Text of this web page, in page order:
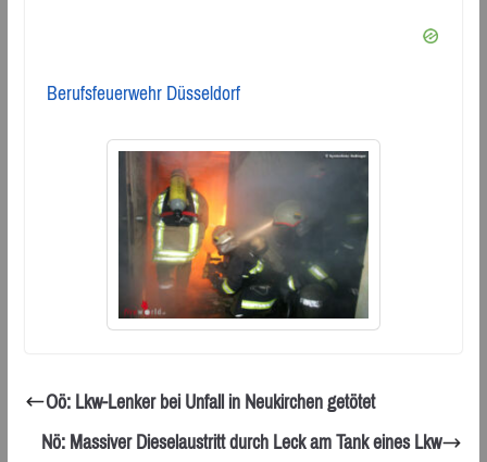
Berufsfeuerwehr Düsseldorf
Oö: Lkw-Lenker bei Unfall in Neukirchen getötet
Nö: Massiver Dieselaustritt durch Leck am Tank eines Lkw